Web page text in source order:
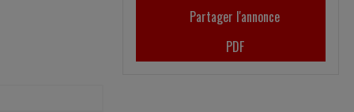
Partager l'annonce
PDF